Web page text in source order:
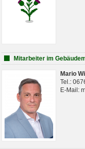
Mitarbeiter im
Mario
Tel.:
E-Mail: